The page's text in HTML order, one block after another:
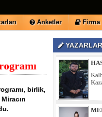
Anketler Firma
birlik,
YAZARLAR